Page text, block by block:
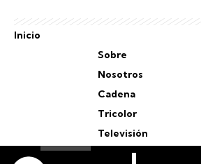
Inicio
Sobre
Nosotros
Cadena
Tricolor
Televisión
Personal